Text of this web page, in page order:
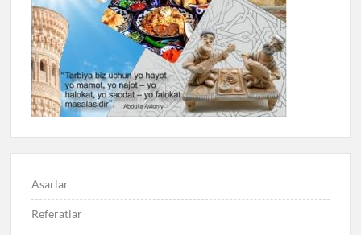
Asarlar
Referatlar